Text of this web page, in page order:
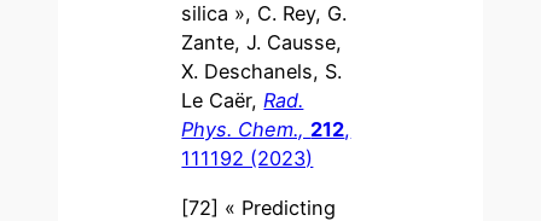
silica », C. Rey, G.
Zante, J. Causse,
X. Deschanels, S.
Le Caër,Rad.
Phys. Chem., 212,
111192 (2023)
[72] « Predicting